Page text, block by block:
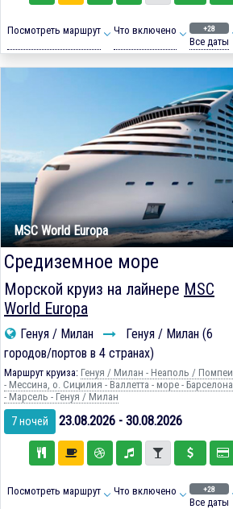
Посмотреть маршрут Что включено +28
Все даты
MSC World Europa
Средиземное море
Морской круиз на лайнере MSC
World Europa
Генуя / Милан
Генуя / Милан (6
городов/портов в 4 странах)
Маршрут круиза: Генуя / Милан - Неаполь / Помпеи
- Мессина, о. Сицилия - Валлетта - море - Барселона
- Марсель - Генуя / Милан
7 ночей 23.08.2026 - 30.08.2026
Посмотреть маршрут Что включено +28
Все даты